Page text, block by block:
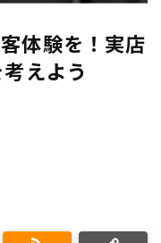
体験を！実店
えよう